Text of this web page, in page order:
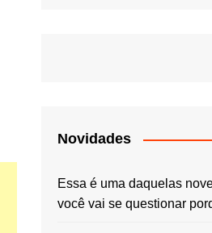
Novidades
Essa é uma daquelas
você vai se questionar